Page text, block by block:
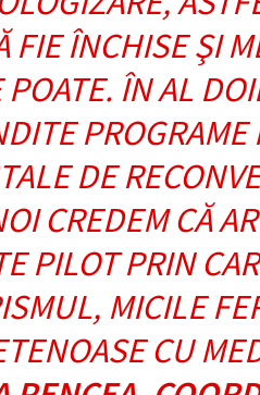
FIE ÎNCHISE ŞI
POATE. ÎN AL
PROGRAME
DE
CREDEM CĂ
PILOT PRIN
MICILE
CU